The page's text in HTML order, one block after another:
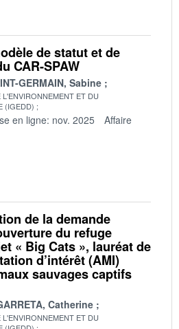
de statut et de
CAR-SPAW
GERMAIN, Sabine
ET DU
(IGEDD)
en ligne: nov. 2025
Affaire
de la demande
du refuge
« Big Cats », lauréat de
d’intérêt (AMI)
sauvages captifs
Catherine
ET DU